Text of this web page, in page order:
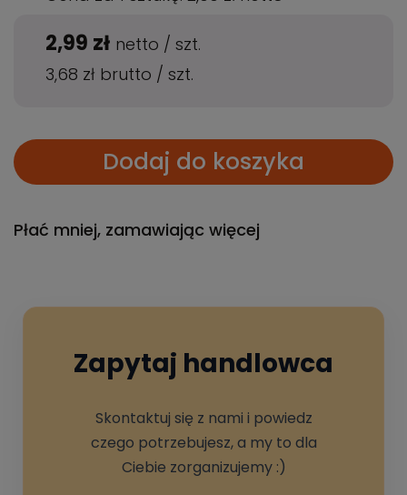
2,99 zł netto / szt.
3,68 zł brutto / szt.
Dodaj do koszyka
Płać mniej, zamawiając więcej
Zapytaj handlowca
Skontaktuj się z nami i powiedz
czego potrzebujesz, a my to dla
Ciebie zorganizujemy :)